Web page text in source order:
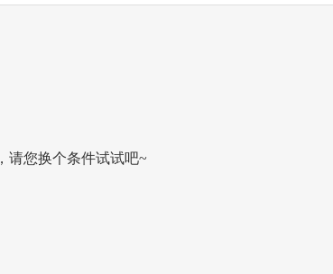
请您换个条件试试吧~